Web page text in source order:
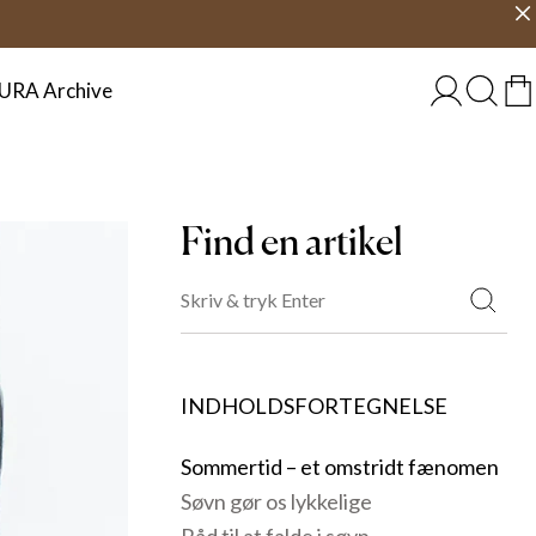
levering DANMARK
Archive
Find en artikel
INDHOLDSFORTEGNELSE
Sommertid – et omstridt fænomen
Søvn gør os lykkelige